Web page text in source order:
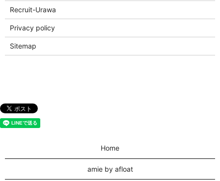
Recruit-Urawa
Privacy policy
Sitemap
Home
amie by afloat